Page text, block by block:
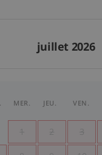
juillet 2026
MER. JEU. VEN.
1 2 3